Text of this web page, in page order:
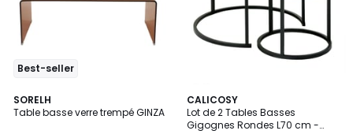
Best-seller
SORELH
Table basse verre trempé GINZA
5
/
2
Couleurs
CALICOSY
Lot de 2 Tables Basses
Gigognes Rondes L70 cm -
4,4
/ 5
4
Couleurs